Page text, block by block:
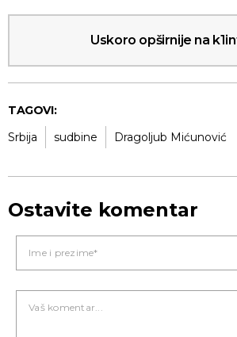
Uskoro opširnije na
TAGOVI:
Srbija
sudbine Dragoljub Mićunović
Ostavite komentar